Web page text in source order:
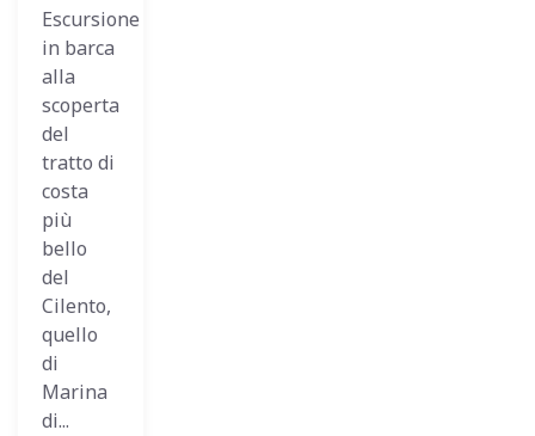
Escursione
in barca
alla
scoperta
del
tratto di
costa
più
bello
del
Cilento,
quello
di
Marina
di...